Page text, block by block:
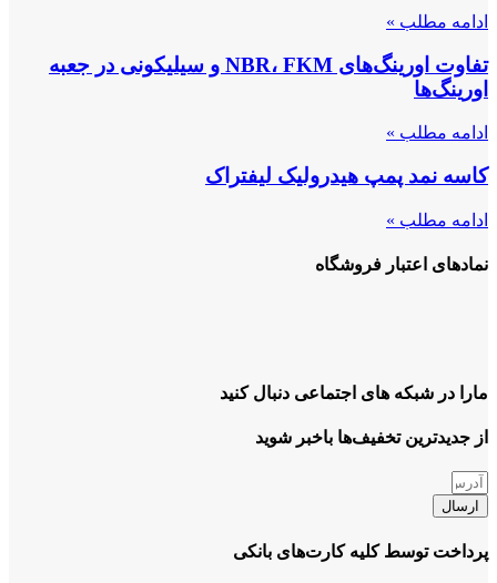
ادامه مطلب »
تفاوت اورینگ‌های NBR، FKM و سیلیکونی در جعبه
اورینگ‌ها
ادامه مطلب »
کاسه نمد پمپ هیدرولیک لیفتراک
ادامه مطلب »
نمادهای اعتبار فروشگاه
مارا در شبکه های اجتماعی دنبال کنید
از جدیدترین تخفیف‌ها باخبر شوید
ارسال
پرداخت توسط کلیه کارت‌های بانکی